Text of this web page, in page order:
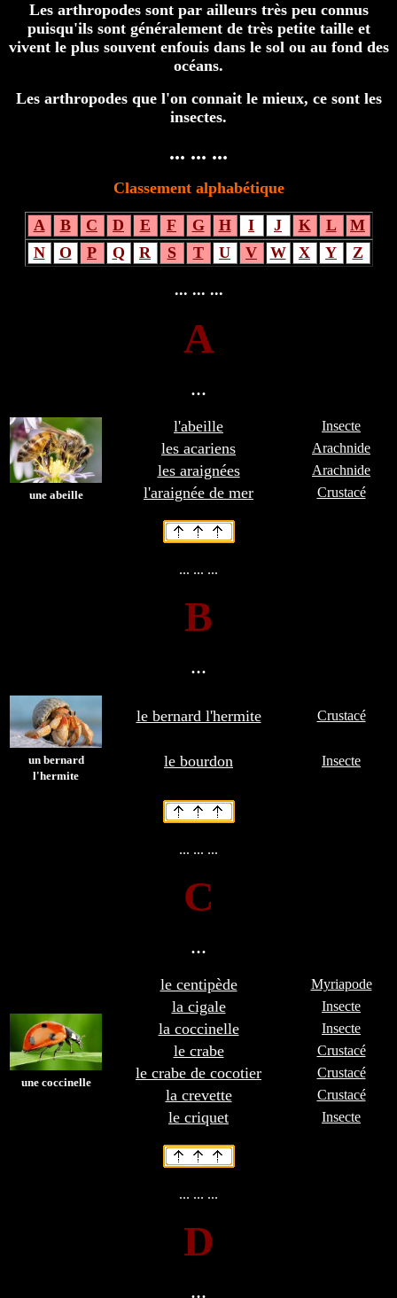
Les arthropodes sont par ailleurs très peu connus
puisqu'ils sont généralement de très petite taille et
vivent le plus souvent enfouis dans le sol ou au fond des
océans.
Les arthropodes que l'on connait le mieux, ce sont les
insectes.
... ... ...
Classement alphabétique
A B C D E F G H I J K L
M
N
O P Q R S T U V W X Y Z
... ... ...
A
...
une abeille
l'abeille Insecte
les acariens Arachnide
les araignées Arachnide
l'araignée de mer Crustacé
... ... ...
B
...
un bernard
l'hermite
le bernard l'hermite Crustacé
le bourdon Insecte
... ... ...
C
...
une coccinelle
le centipède Myriapode
la cigale Insecte
la coccinelle Insecte
le crabe Crustacé
le crabe de cocotier Crustacé
la crevette Crustacé
le criquet Insecte
... ... ...
D
...